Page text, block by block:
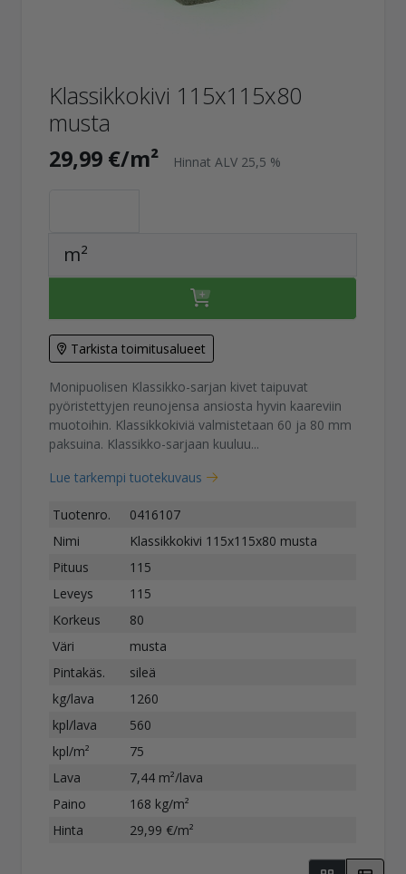
Klassikkokivi 115x115x80
musta
29,99 €/m² Hinnat ALV 25,5 %
m²
Tarkista toimitusalueet
Monipuolisen Klassikko-sarjan kivet taipuvat
pyöristettyjen reunojensa ansiosta hyvin kaareviin
muotoihin. Klassikkokiviä valmistetaan 60 ja 80 mm
paksuina. Klassikko-sarjaan kuuluu...
Lue tarkempi tuotekuvaus
Tuotenro.
0416107
Nimi
Klassikkokivi 115x115x80 musta
Pituus
115
Leveys
115
Korkeus
80
Väri
musta
Pintakäs.
sileä
kg/lava
1260
kpl/lava
560
kpl/m²
75
Lava
7,44 m²/lava
Paino
168 kg/m²
Hinta
29,99 €/m²